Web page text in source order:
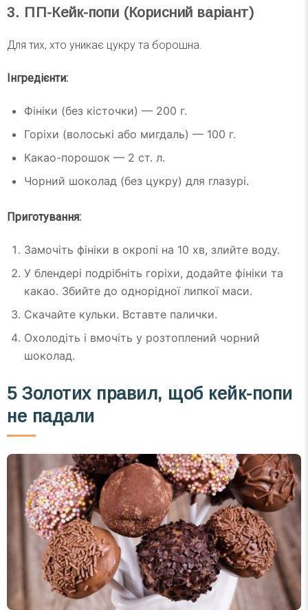
3. ПП-Кейк-попи (Корисний варіант)
Для тих, хто уникає цукру та борошна.
Інгредієнти:
Фініки (без кісточки) — 200 г.
Горіхи (волоські або мигдаль) — 100 г.
Какао-порошок — 2 ст. л.
Чорний шоколад (без цукру) для глазурі.
Приготування:
Замочіть фініки в окропі на 10 хв, злийте воду.
У блендері подрібніть горіхи, додайте фініки та
какао. Збийте до однорідної липкої маси.
Скачайте кульки. Вставте палички.
Охолодіть і вмочіть у розтоплений чорний
шоколад.
5 Золотих правил, щоб кейк-попи
не падали